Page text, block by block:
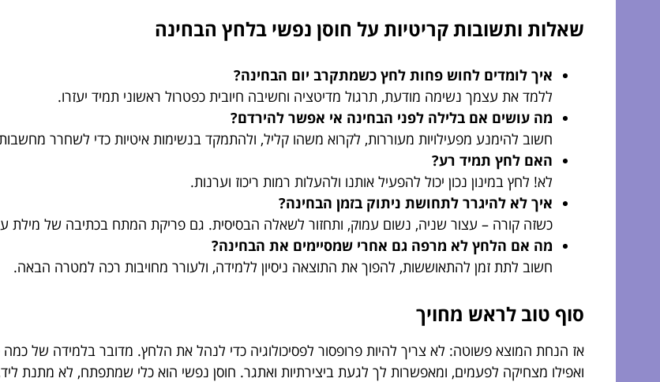
שאלות ותשובות קריטיות על חוסן נפשי בלחץ הבחינה
איך לומדים לחוש פחות לחץ כשמתקרב יום הבחינה?
ללמד את עצמך נשימה מודעת, תרגול מדיטציה וחשיבה חיובית כפטרול ראשוני תמיד יעזרו.
מה עושים אם בלילה לפני הבחינה אי אפשר להירדם?
חשוב להימנע מפעילויות מעוררות, לקרוא משהו קליל, ולהתמקד בנשימות איטיות כדי לשחרר
האם לחץ תמיד רע?
לא! לחץ במינון נכון יכול להפעיל אותנו ולהעלות רמות ריכוז וערנות.
איך לא להיגרר לתחושת ניתוק בזמן הבחינה?
כשזה קורה – עצור שניה, נשום עמוק, ותחזור לשאלה הבסיסית. גם פריקת המתח בכתיבה של מילת
מה אם הלחץ לא מרפה גם אחרי שמסיימים את הבחינה?
חשוב לתת זמן להתאוששות, להפוך את התוצאה ניסיון ללמידה, ולעורר מחויבות רכה למטרה הבאה.
סוף טוב לראש מחויך
אז הנחת המוצא פשוטה: לא צריך להיות פרופסור לפסיכולוגיה כדי לנהל את הלחץ. מדובר בלמידה של
ואפילו מצחיקה לפעמים, ומאפשרות לך לגעת ביצירתיות ואתגר. חוסן נפשי הוא כלי שמתפתח, לא מתנת